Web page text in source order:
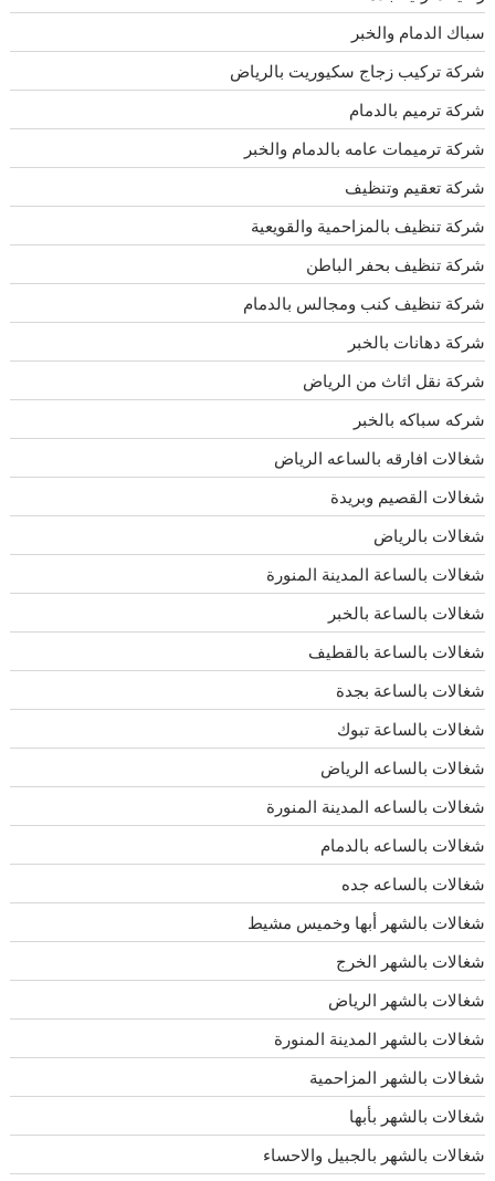
سباك الدمام والخبر
شركة تركيب زجاج سكيوريت بالرياض
شركة ترميم بالدمام
شركة ترميمات عامه بالدمام والخبر
شركة تعقيم وتنظيف
شركة تنظيف بالمزاحمية والقويعية
شركة تنظيف بحفر الباطن
شركة تنظيف كنب ومجالس بالدمام
شركة دهانات بالخبر
شركة نقل اثاث من الرياض
شركه سباكه بالخبر
شغالات افارقه بالساعه الرياض
شغالات القصيم وبريدة
شغالات بالرياض
شغالات بالساعة المدينة المنورة
شغالات بالساعة بالخبر
شغالات بالساعة بالقطيف
شغالات بالساعة بجدة
شغالات بالساعة تبوك
شغالات بالساعه الرياض
شغالات بالساعه المدينة المنورة
شغالات بالساعه بالدمام
شغالات بالساعه جده
شغالات بالشهر أبها وخميس مشيط
شغالات بالشهر الخرج
شغالات بالشهر الرياض
شغالات بالشهر المدينة المنورة
شغالات بالشهر المزاحمية
شغالات بالشهر بأبها
شغالات بالشهر بالجبيل والاحساء